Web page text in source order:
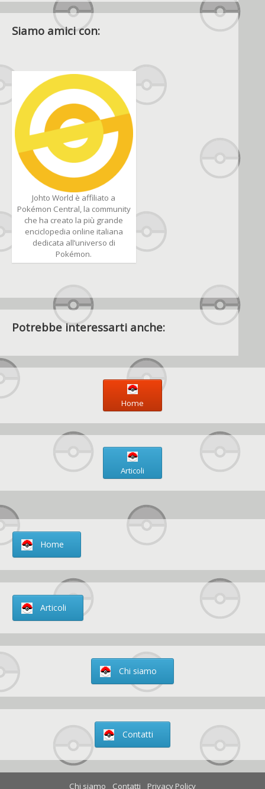
Siamo amici con:
Johto World è affiliato a
Pokémon Central, la community
che ha creato la più grande
enciclopedia online italiana
dedicata all’universo di
Pokémon.
Potrebbe interessarti anche:
Home
Articoli
Home
Articoli
Chi siamo
Contatti
Chi siamo Contatti Privacy Policy